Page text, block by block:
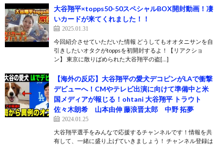
大谷翔平×topps50-50スペシャルBOX開封動画！凄
いカードが来てくれました！！
2025.01.31
今回紹介させていただいた情報 どうしてもオオタニサンを自
引きしたいオタクがtoppsを初開封するよ！【リアクショ
ン】 東京に散りばめられた大谷翔平の盗[…]
【海外の反応】大谷翔平の愛犬デコピンがLAで衝撃
デビューへ！CMやテレビ出演に向けて準備中と米
国メディアが報じる！ohtani 大谷翔平 トラウト
佐々木朗希 山本由伸 藤浪晋太郎 中野 拓夢
2024.01.25
大谷翔平選手をみんなで応援するチャンネルです！情報を共
有して、一緒に盛り上げていきましょう！ チャンネル登録は